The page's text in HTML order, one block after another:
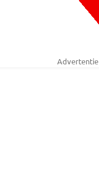
Advertentie